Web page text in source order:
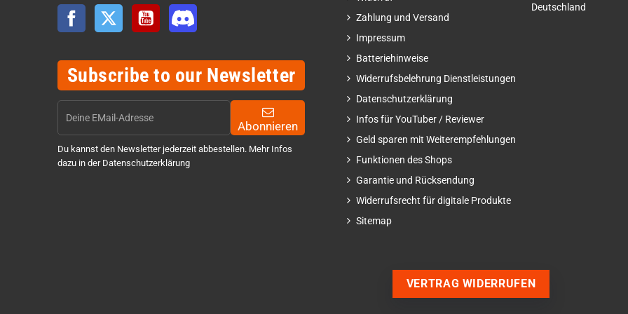
Facebook Twitter YouTube
Subscribe to our Newsletter
Abonnieren
Du kannst den Newsletter jederzeit abbestellen. Mehr Infos
dazu in der Datenschutzerklärung
Zahlung und Versand
Impressum
Batteriehinweise
Widerrufsbelehrung Dienstleistungen
Datenschutzerklärung
Infos für YouTuber / Reviewer
Geld sparen mit Weiterempfehlungen
Funktionen des Shops
Garantie und Rücksendung
Widerrufsrecht für digitale Produkte
Sitemap
Deutschland
VERTRAG WIDERRUFEN